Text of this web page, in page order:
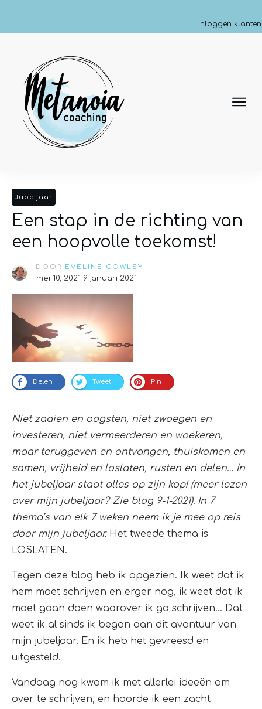
Inloggen klanten
Jubeljaar
Een stap in de richting van
een hoopvolle toekomst!
DOOR EVELINE COWLEY
mei 10, 2021 9 januari 2021
Delen Tweet Pin
Niet zaaien en oogsten, niet zwoegen en
investeren, niet vermeerderen en woekeren,
maar teruggeven en ontvangen, thuiskomen en
samen, vrijheid en loslaten, rusten en delen… In
het jubeljaar staat alles op zijn kop! (meer lezen
over mijn jubeljaar? Zie blog 9-1-2021). In 7
thema’s van elk 7 weken neem ik je mee op reis
door mijn jubeljaar.Het tweede thema is
LOSLATEN.
Tegen deze blog heb ik opgezien. Ik weet dat ik
hem moet schrijven en erger nog, ik weet dat ik
moet gaan doen waarover ik ga schrijven… Dat
weet ik al sinds ik begon aan dit avontuur van
mijn jubeljaar. En ik heb het gevreesd en
uitgesteld.
Vandaag nog kwam ik met allerlei ideeën om
over te schrijven, en hoorde ik een zacht